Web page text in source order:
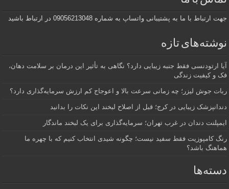
جهت ارتباط با ما به پشتیبانی واتساپ به شماره 09056213048 در ارتباط باشید
نوشته‌های تازه
آیا ارتودنسی فقط جنبه زیبایی دارد؟ نگاهی به تأثیر این درمان بر سلامت دهان،
فک و کیفیت زندگی
ربات جوش لیزر؛ چه زمانی سرعت بالا و اعوجاج کم ارزش سرمایه‌گذاری دارد؟
دندانپزشک زیبایی در کرج؛ قبل از اصلاح لبخند این نکات را بدانید
ایمپلنت دندان در غرب تهران؛ سرمایه‌گذاری برای یک لبخند ماندگار
رنگ کامپوزیت فقط سفید نیست؛ چگونه شیدی انتخاب کنیم که با چهره ما
هماهنگ باشد؟
دسته‌ها